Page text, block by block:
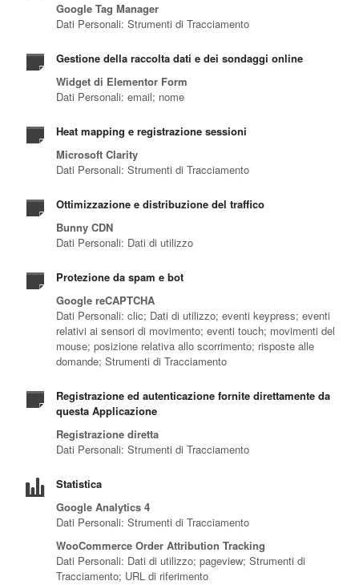
Google Tag Manager
Dati Personali: Strumenti di Tracciamento
Gestione della raccolta dati e dei sondaggi online
Widget di Elementor Form
Dati Personali: email; nome
Heat mapping e registrazione sessioni
Microsoft Clarity
Dati Personali: Strumenti di Tracciamento
Ottimizzazione e distribuzione del traffico
Bunny CDN
Dati Personali: Dati di utilizzo
Protezione da spam e bot
Google reCAPTCHA
Dati Personali: clic; Dati di utilizzo; eventi keypress; eventi
relativi ai sensori di movimento; eventi touch; movimenti del
mouse; posizione relativa allo scorrimento; risposte alle
domande; Strumenti di Tracciamento
Registrazione ed autenticazione fornite direttamente da
questa Applicazione
Registrazione diretta
Dati Personali: Strumenti di Tracciamento
Statistica
Google Analytics 4
Dati Personali: Strumenti di Tracciamento
WooCommerce Order Attribution Tracking
Dati Personali: Dati di utilizzo; pageview; Strumenti di
Tracciamento; URL di riferimento